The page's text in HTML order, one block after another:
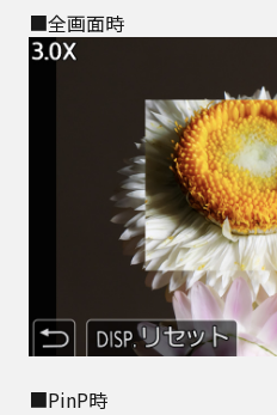
■全画面時
■PinP時